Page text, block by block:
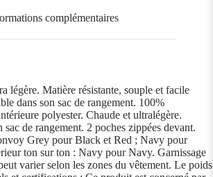
complémentaires
légère. Matière résistante, souple et facile
dans son sac de rangement. 100%
polyester. Chaude et ultralégère.
sac de rangement. 2 poches zippées devant.
Grey pour Black et Red ; Navy pour
ton sur ton : Navy pour Navy. Garnissage
varier selon les zones du vêtement. Le poids